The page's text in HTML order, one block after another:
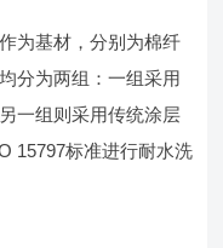
为基材，分别为棉纤
分为两组：一组采用
一组则采用传统涂层
15797标准进行耐水洗